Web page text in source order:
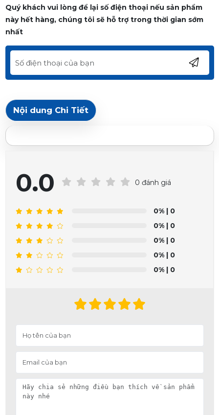
Quý khách vui lòng để lại số điện thoại nếu sản phẩm
này hết hàng, chúng tôi sẽ hỗ trợ trong thời gian sớm
nhất
Nội dung Chi Tiết
0.0 0 đánh giá
0% | 0
0% | 0
0% | 0
0% | 0
0% | 0